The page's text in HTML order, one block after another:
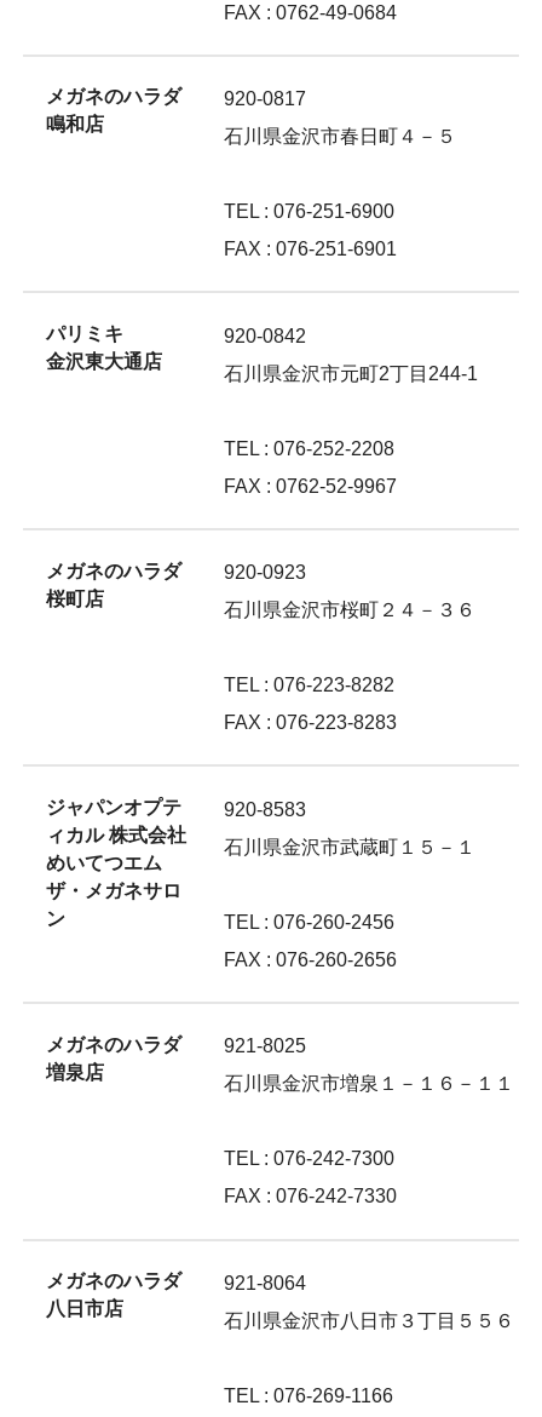
FAX : 0762-49-0684
メガネのハラダ
鳴和店
920-0817
石川県金沢市春日町４－５
TEL : 076-251-6900
FAX : 076-251-6901
パリミキ
金沢東大通店
920-0842
石川県金沢市元町2丁目244-1
TEL : 076-252-2208
FAX : 0762-52-9967
メガネのハラダ
桜町店
920-0923
石川県金沢市桜町２４－３６
TEL : 076-223-8282
FAX : 076-223-8283
ジャパンオプテ
ィカル 株式会社
めいてつエム
ザ・メガネサロ
ン
920-8583
石川県金沢市武蔵町１５－１
TEL : 076-260-2456
FAX : 076-260-2656
メガネのハラダ
増泉店
921-8025
石川県金沢市増泉１－１６－１１
TEL : 076-242-7300
FAX : 076-242-7330
メガネのハラダ
八日市店
921-8064
石川県金沢市八日市３丁目５５６
TEL : 076-269-1166